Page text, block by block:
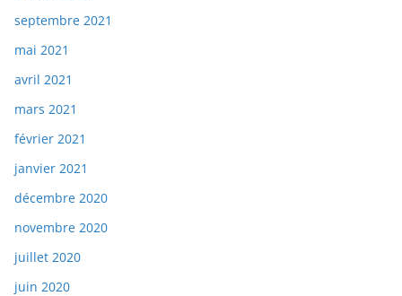
septembre 2021
mai 2021
avril 2021
mars 2021
février 2021
janvier 2021
décembre 2020
novembre 2020
juillet 2020
juin 2020